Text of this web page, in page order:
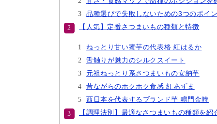
品種選びで失敗しないための3つのポイ
【人気】定番さつまいもの種類と特徴
ねっとり甘い蜜芋の代表格 紅はるか
舌触りが魅力のシルクスイート
元祖ねっとり系さつまいもの安納芋
昔ながらのホクホク食感 紅あずま
西日本を代表するブランド芋 鳴門金時
【調理法別】最適なさつまいもの種類を紹